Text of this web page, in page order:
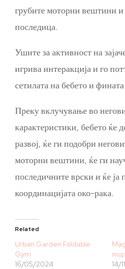
грубите моторни вештини
последица.
Ушите за активност на
игрива интеракција и го
сетилата на бебето и
Преку вклучување во
карактеристики, бебето ќе
развој, ќе ги подобри
моторни вештини, ќе ги
последичните врски и ќе ја
координацијата око-рака.
Related
Urban Garden Foldable
Gym
16/05/2024
14/